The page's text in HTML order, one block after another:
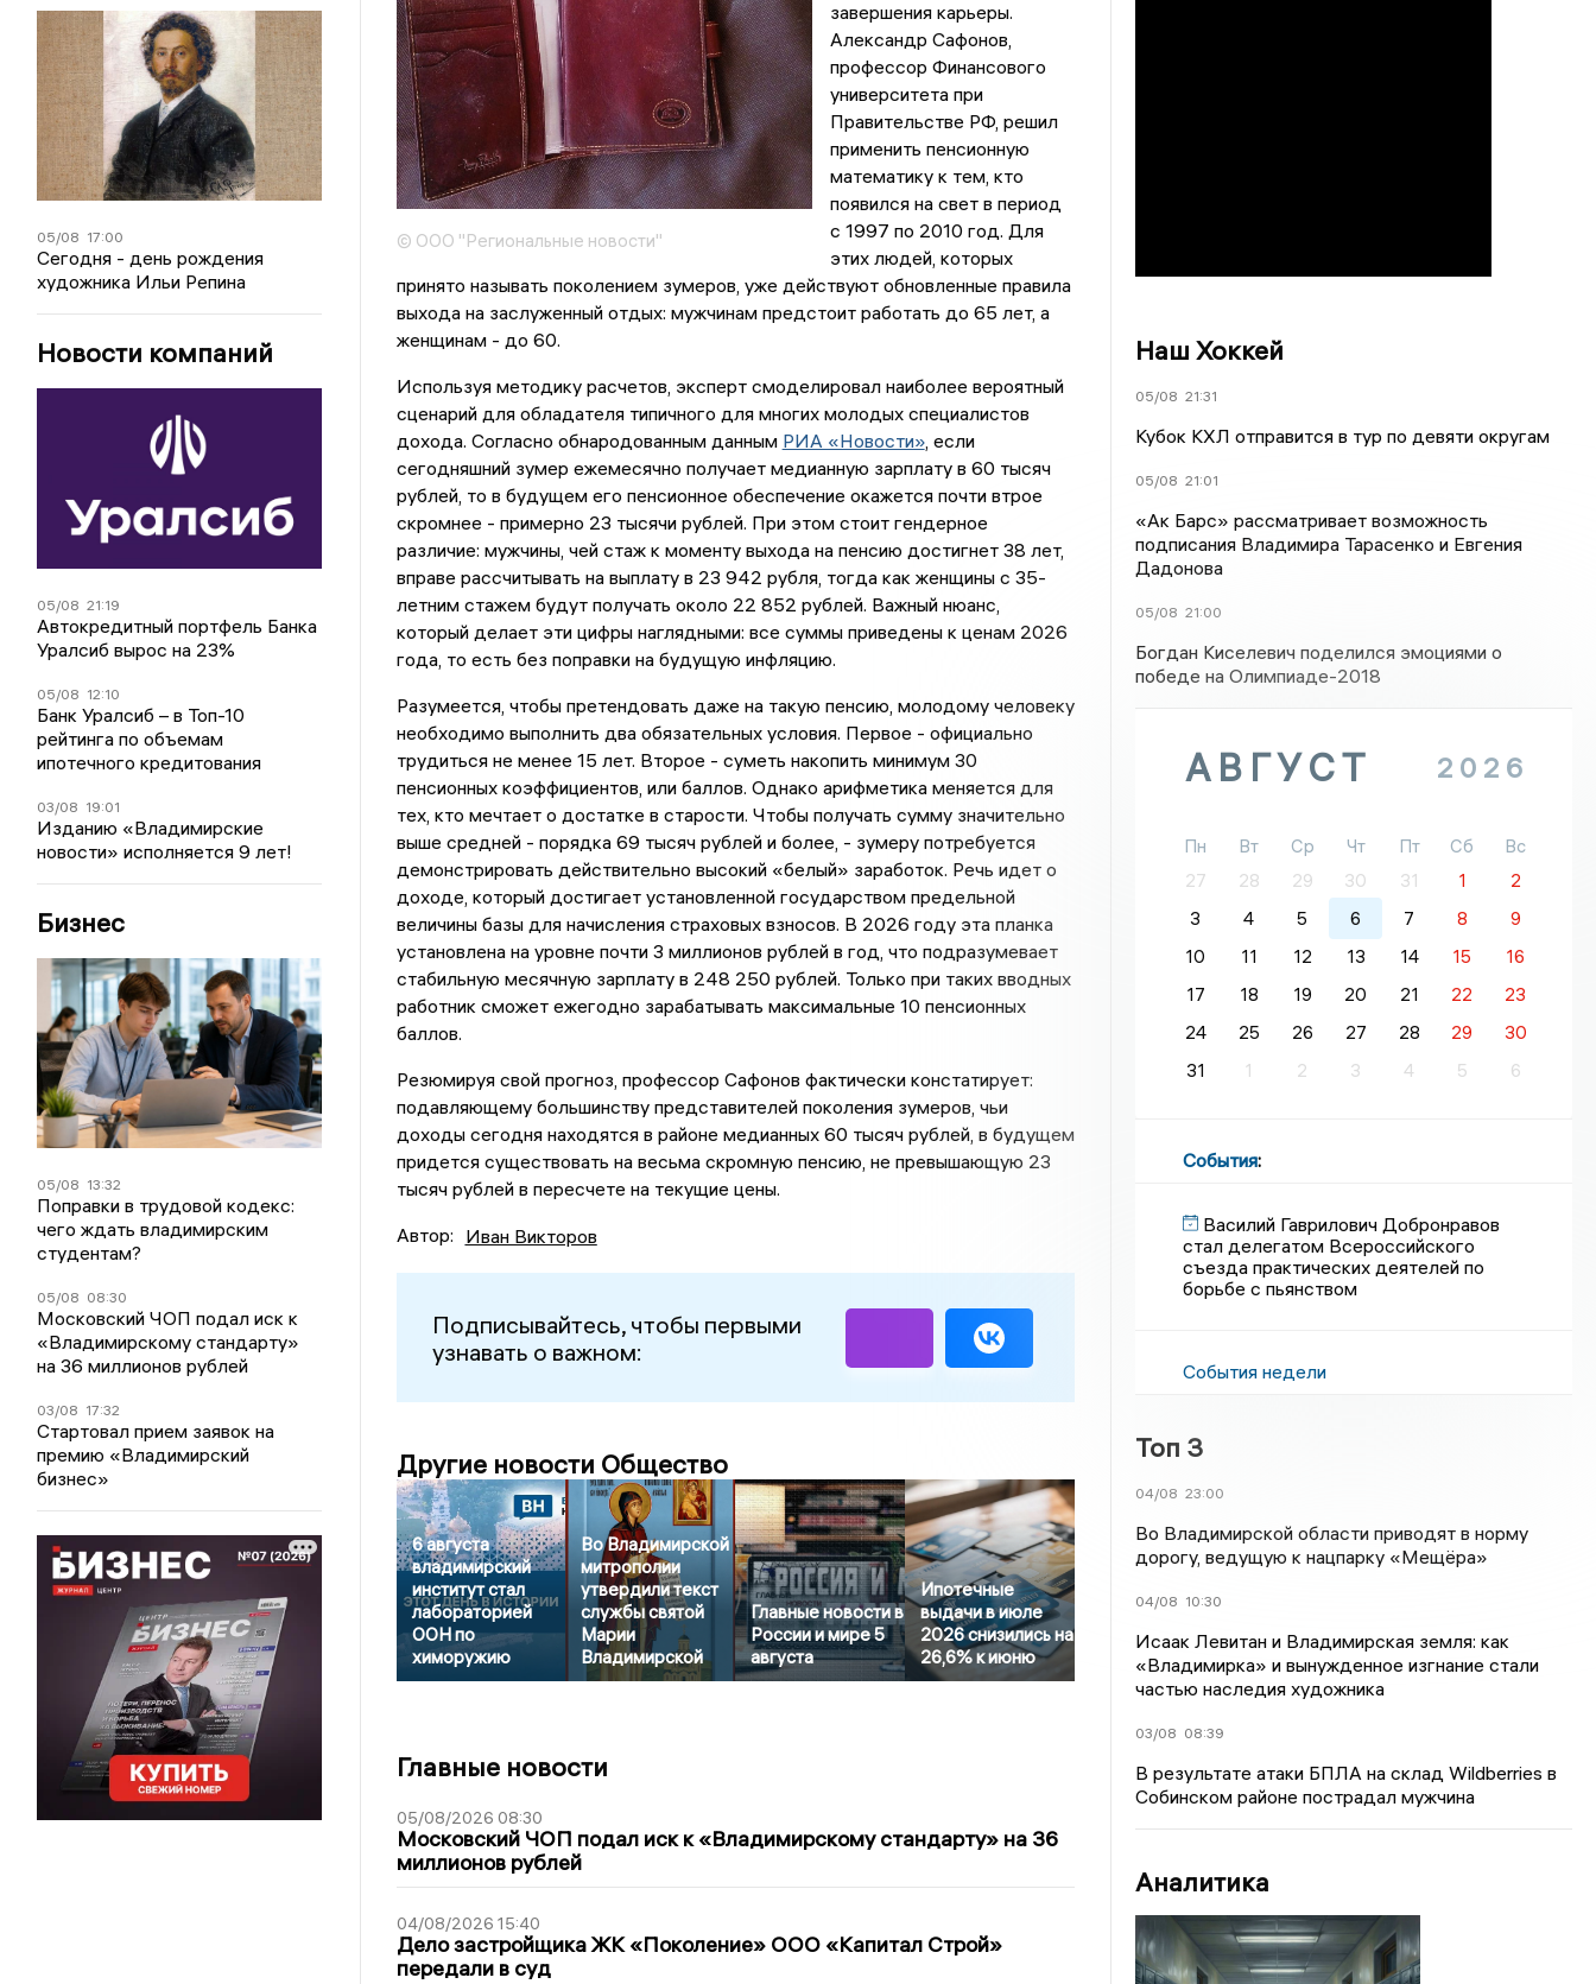
05/08 17:00
Сегодня - день рождения
художника Ильи Репина
Новости компаний
05/08 21:19
Автокредитный портфель Банка
Уралсиб вырос на 23%
05/08 12:10
Банк Уралсиб – в Топ-10
рейтинга по объемам
ипотечного кредитования
03/08 19:01
Изданию «Владимирские
новости» исполняется 9 лет!
Бизнес
05/08 13:32
Поправки в трудовой кодекс:
чего ждать владимирским
студентам?
05/08 08:30
Московский ЧОП подал иск к
«Владимирскому стандарту»
на 36 миллионов рублей
03/08 17:32
Стартовал прием заявок на
премию «Владимирский
бизнес»
© ООО "Региональные новости"
завершения карьеры.
Александр Сафонов,
профессор Финансового
университета при
Правительстве РФ, решил
применить пенсионную
математику к тем, кто
появился на свет в период
с 1997 по 2010 год. Для
этих людей, которых
принято называть поколением зумеров, уже действуют обновленные правила
выхода на заслуженный отдых: мужчинам предстоит работать до 65 лет, а
женщинам - до 60.
Используя методику расчетов, эксперт смоделировал наиболее вероятный
сценарий для обладателя типичного для многих молодых специалистов
дохода. Согласно обнародованным данным РИА «Новости», если
сегодняшний зумер ежемесячно получает медианную зарплату в 60 тысяч
рублей, то в будущем его пенсионное обеспечение окажется почти втрое
скромнее - примерно 23 тысячи рублей. При этом стоит гендерное
различие: мужчины, чей стаж к моменту выхода на пенсию достигнет 38 лет,
вправе рассчитывать на выплату в 23 942 рубля, тогда как женщины с 35-
летним стажем будут получать около 22 852 рублей. Важный нюанс,
который делает эти цифры наглядными: все суммы приведены к ценам 2026
года, то есть без поправки на будущую инфляцию.
Разумеется, чтобы претендовать даже на такую пенсию, молодому человеку
необходимо выполнить два обязательных условия. Первое - официально
трудиться не менее 15 лет. Второе - суметь накопить минимум 30
пенсионных коэффициентов, или баллов. Однако арифметика меняется для
тех, кто мечтает о достатке в старости. Чтобы получать сумму значительно
выше средней - порядка 69 тысяч рублей и более, - зумеру потребуется
демонстрировать действительно высокий «белый» заработок. Речь идет о
доходе, который достигает установленной государством предельной
величины базы для начисления страховых взносов. В 2026 году эта планка
установлена на уровне почти 3 миллионов рублей в год, что подразумевает
стабильную месячную зарплату в 248 250 рублей. Только при таких вводных
работник сможет ежегодно зарабатывать максимальные 10 пенсионных
баллов.
Резюмируя свой прогноз, профессор Сафонов фактически констатирует:
подавляющему большинству представителей поколения зумеров, чьи
доходы сегодня находятся в районе медианных 60 тысяч рублей, в будущем
придется существовать на весьма скромную пенсию, не превышающую 23
тысяч рублей в пересчете на текущие цены.
Автор: Иван Викторов
Подписывайтесь, чтобы первыми
узнавать о важном:
Другие новости Общество
6 августа
владимирский
институт стал
лабораторией
ООН по
химоружию
Во Владимирской
митрополии
утвердили текст
службы святой
Марии
Владимирской
Главные новости в
России и мире 5
августа
Ипотечные
выдачи в июле
2026 снизились на
26,6% к июню
Главные новости
05/08/2026 08:30
Московский ЧОП подал иск к «Владимирскому стандарту» на 36
миллионов рублей
04/08/2026 15:40
Дело застройщика ЖК «Поколение» ООО «Капитал Строй»
передали в суд
Наш Хоккей
05/08 21:31
Кубок КХЛ отправится в тур по девяти округам
05/08 21:01
«Ак Барс» рассматривает возможность
подписания Владимира Тарасенко и Евгения
Дадонова
05/08 21:00
Богдан Киселевич поделился эмоциями о
победе на Олимпиаде-2018
АВГУСТ 2026
Пн Вт Ср Чт Пт Сб
Вс
27
28 29 30 31 1
2
3
4 5 6 7 8
9
10
11 12 13 14 15
16
17
18 19 20 21 22
23
24
25 26 27 28 29
30
31
1 2 3 4 5 6
События:
Василий Гаврилович Добронравов
стал делегатом Всероссийского
съезда практических деятелей по
борьбе с пьянством
События недели
Топ 3
04/08 23:00
Во Владимирской области приводят в норму
дорогу, ведущую к нацпарку «Мещёра»
04/08 10:30
Исаак Левитан и Владимирская земля: как
«Владимирка» и вынужденное изгнание стали
частью наследия художника
03/08 08:39
В результате атаки БПЛА на склад Wildberries в
Собинском районе пострадал мужчина
Аналитика